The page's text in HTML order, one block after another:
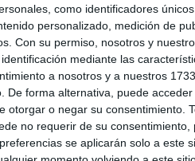
como identificadores
personalizado, medición de
Con su permiso, nosotros y
mediante las
a nosotros y a nuestros
De forma alternativa, puede
otorgar o negar su consentimiento.
no requerir de su
se aplicarán solo a este
virtual “María”
el lanzamiento, el pasado mes
En apenas dos
, que ha recibido una